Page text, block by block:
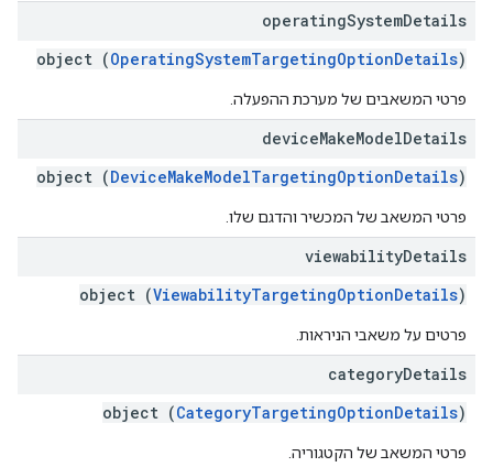
operatingSystemDetails
object (OperatingSystemTargetingOptionDetails)
פרטי המשאבים של מערכת ההפעלה.
deviceMakeModelDetails
object (DeviceMakeModelTargetingOptionDetails)
פרטי המשאב של המכשיר והדגם שלו.
viewabilityDetails
object (ViewabilityTargetingOptionDetails)
פרטים על משאבי הניראות.
categoryDetails
object (CategoryTargetingOptionDetails)
פרטי המשאב של הקטגוריה.